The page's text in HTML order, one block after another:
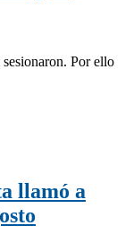
Por ello
llamó a